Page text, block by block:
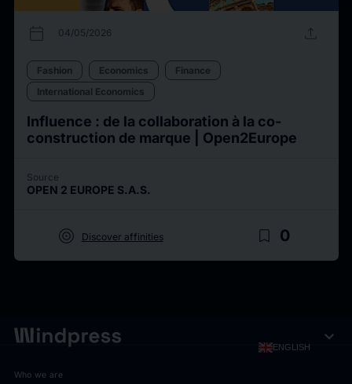
calendar_today 04/05/2026 upload
Fashion Economics
Finance
International Economics
Influence : de la collaboration à la co-
construction de marque | Open2Europe
Source
OPEN 2 EUROPE S.A.S.
target Discover affinities bookmark_border 0
ENGLISH expand_more
Who we are